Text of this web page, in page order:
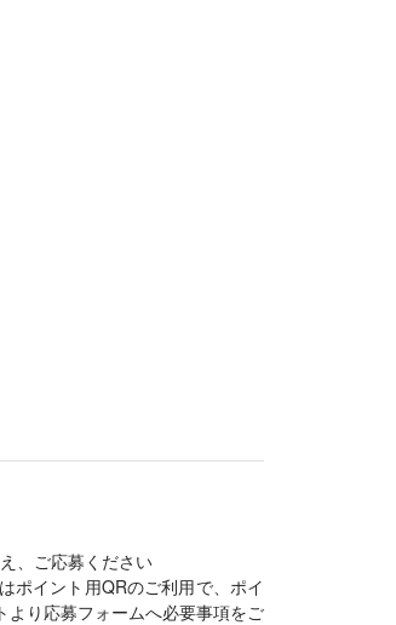
、ご応募ください
ポイント用QRのご利用で、ポイ
り応募フォームへ必要事項をご